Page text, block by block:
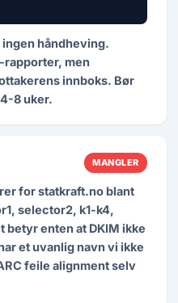
håndheving.
rapporter, men
innboks. Bør
8 uker.
MANGLER
for statkraft.no blant
selector2, k1-k4,
betyr enten at DKIM ikke
et uvanlig navn vi ikke
feile alignment selv